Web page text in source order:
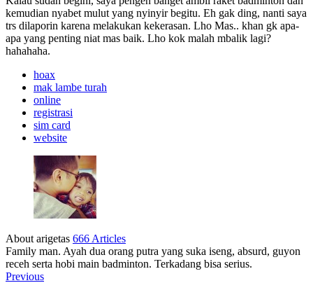
kemudian nyabet mulut yang nyinyir begitu. Eh gak ding, nanti saya
trs dilaporin karena melakukan kekerasan. Lho Mas.. khan gk apa-
apa yang penting niat mas baik. Lho kok malah mbalik lagi?
hahahaha.
hoax
mak lambe turah
online
registrasi
sim card
website
About arigetas 666 Articles
Family man. Ayah dua orang putra yang suka iseng, absurd, guyon
receh serta hobi main badminton. Terkadang bisa serius.
Previous